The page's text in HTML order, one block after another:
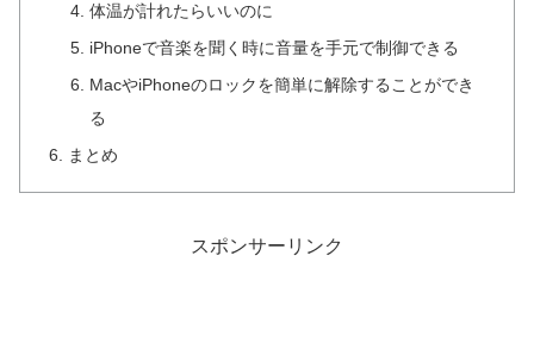
体温が計れたらいいのに
iPhoneで音楽を聞く時に音量を手元で制御できる
MacやiPhoneのロックを簡単に解除することができ
る
まとめ
スポンサーリンク